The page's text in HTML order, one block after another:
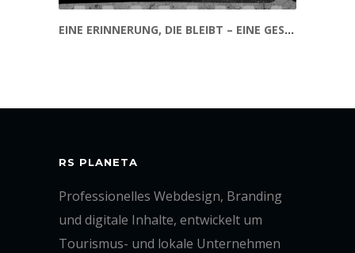
EINE ERINNERUNG, DIE BLEIBT – EINE GESCHICHTE ÜBER MENSCHEN UND ZEIT
RS PLANETA
Professionelles Webdesign, Branding
und digitale Inhalte, entwickelt um
Tourismus- und lokale Unternehmen